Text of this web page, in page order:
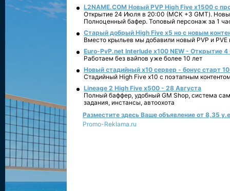
L2NAME.COM Новый PVP High Five x1500 с
Открытие 24 Июля в 20:00 (МСК +3 GMT).
Полноценный бафер. Топовый персонаж за 1
Старый добрый High Five x5 но с новым
Вместо крыльев мы добавили новый PVP и PVE
Euro-PvP.net Interlude х100 NEW - Открытие 4
Работаем без вайпов уже более 10 лет
Новый стадийный х10 сервер - бонус старт
Стадийный High Five x10 с поэтапным
Lineage 2 High Five x500 - 28 Августа
Полный баффер, удобный GM Shop, система
задания, инстансы, автоохота
Разместите здесь Ваше объявление от 8,35
Promo-Reklama.ru